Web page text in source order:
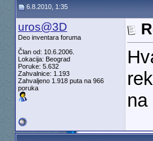
6.8.2010, 1:35
uros@3D
Deo inventara foruma
Član od: 10.6.2006.
Lokacija: Beograd
Poruke: 5.632
Zahvalnice: 1.193
Zahvaljeno 1.918 puta na 966
poruka